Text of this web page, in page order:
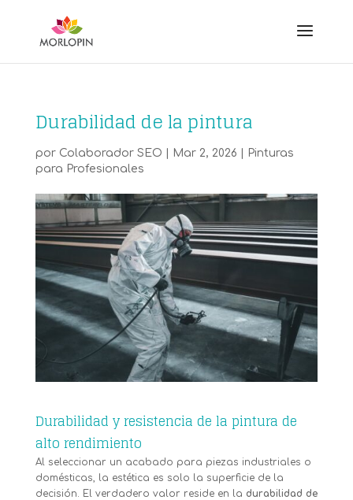
Durabilidad de la pintura
por Colaborador SEO Mar 2, 2026
Pinturas
para Profesionales
Durabilidad y resistencia de la pintura de
alto rendimiento
Al seleccionar un acabado para piezas industriales o
domésticas, la estética es solo la superficie de la
decisión. El verdadero valor reside en la durabilidad de